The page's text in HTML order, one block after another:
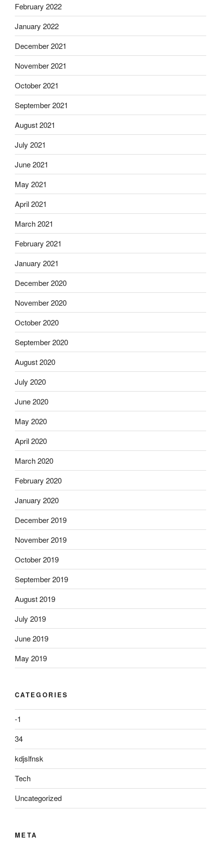
February 2022
January 2022
December 2021
November 2021
October 2021
September 2021
August 2021
July 2021
June 2021
May 2021
April 2021
March 2021
February 2021
January 2021
December 2020
November 2020
October 2020
September 2020
August 2020
July 2020
June 2020
May 2020
April 2020
March 2020
February 2020
January 2020
December 2019
November 2019
October 2019
September 2019
August 2019
July 2019
June 2019
May 2019
CATEGORIES
-1
34
kdjslfnsk
Tech
Uncategorized
META